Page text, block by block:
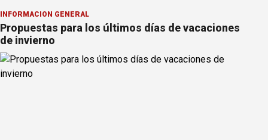
INFORMACION GENERAL
Propuestas para los últimos días de vacaciones
de invierno